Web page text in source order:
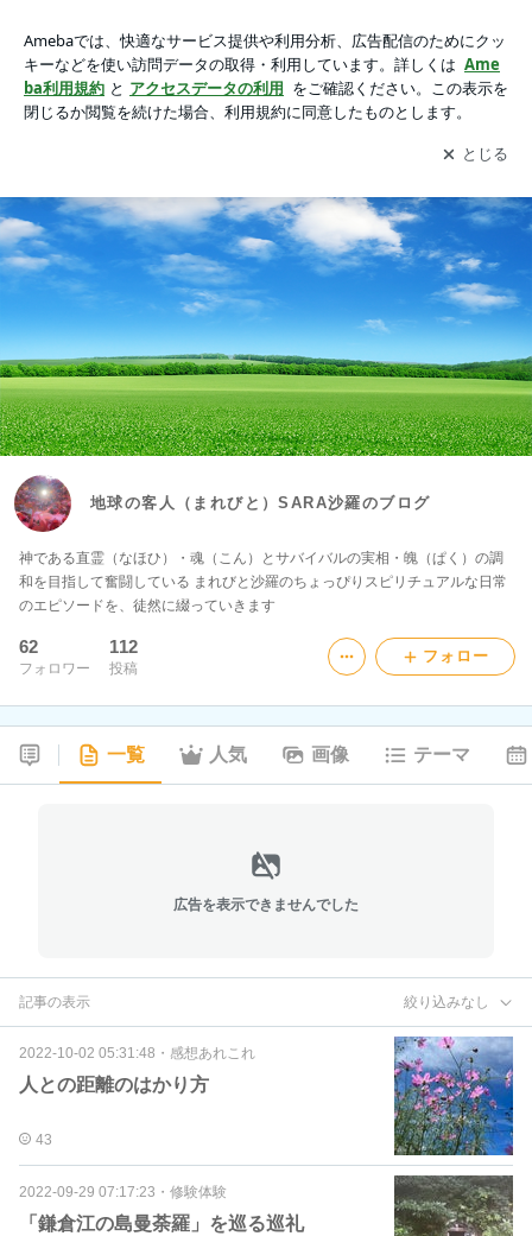
アプリをダウンロードして ブログの更新通知
を受け取りまし
ょう。
開く
地球の客人（まれびと）SARA沙羅のブログ
神である直霊（なほひ）・魂（こん）とサバイバルの実相・魄（ぱく）の調
和を目指して奮闘している まれびと沙羅のちょっぴりスピリチュアルな日常
のエピソードを、徒然に綴っていきます
62
フォロワー
112
投稿
フォロー
一覧 人気 画像 テーマ
広告を表示できませんでした
記事の表示 絞り込みなし
2022-10-02 05:31:48 ・ 感想あれこれ
人との距離のはかり方
43
2022-09-29 07:17:23 ・ 修験体験
「鎌倉江の島曼荼羅」を巡る巡礼